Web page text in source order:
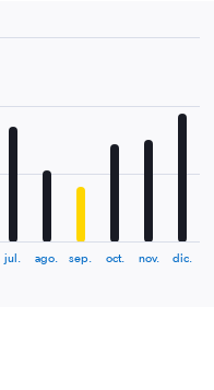
jul. ago. sep. oct. nov. dic.